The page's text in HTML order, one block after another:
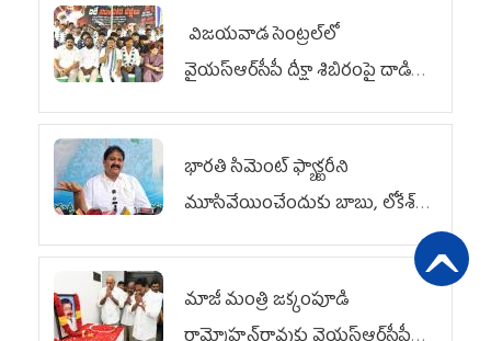
విజయవాడ సెంట్రల్‌లో
వైయ‌స్ఆర్‌సీపీ దీక్షా శిబిరంపై దాడి
దుర్మార్గం
భారతి సిమెంట్ ఫ్యాక్టరీని
మూసివేయించేందుకు బాబు, లోకేశ్
కుట్ర
మాజీ మంత్రి జక్కంపూడి